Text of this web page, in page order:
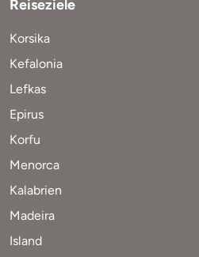
Reiseziele
Korsika
Kefalonia
Lefkas
Epirus
Korfu
Menorca
Kalabrien
Madeira
Island